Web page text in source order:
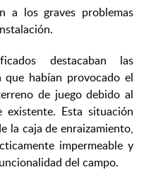
a los graves problemas
destacaban las
habían provocado el
de juego debido al
existente. Esta situación
la caja de enraizamiento,
impermeable y
del campo.